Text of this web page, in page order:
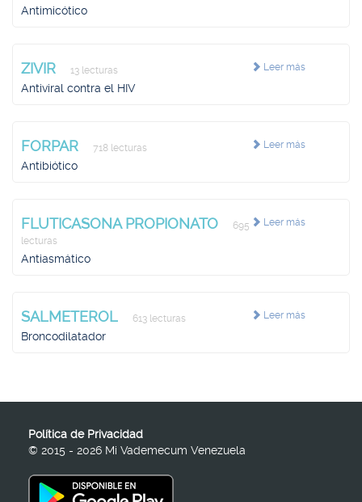
Antimicótico
Leer más
ZIVIR 13 lecturas
Antiviral contra el HIV
Leer más
FORPAR 718 lecturas
Antibiótico
Leer más
FLUTICASONA PROPIONATO
695
lecturas
Antiasmático
Leer más
SALMETEROL 613 lecturas
Broncodilatador
Política de Privacidad
© 2015 - 2026 Mi Vademecum Venezuela